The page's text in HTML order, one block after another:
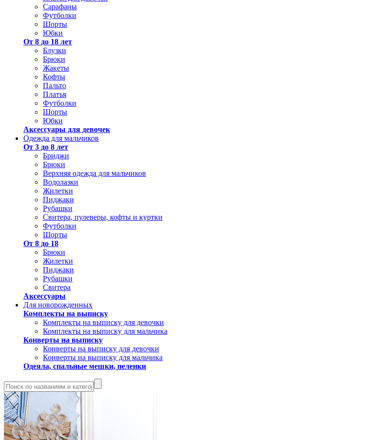
Сарафаны
Футболки
Шорты
Юбки
От 8 до 18 лет
Блузки
Брюки
Жакеты
Кофты
Пальто
Платья
Футболки
Шорты
Юбки
Аксессуары для девочек
Одежда для мальчиков
От 3 до 8 лет
Бриджи
Брюки
Верхняя одежда для мальчиков
Водолазки
Жилетки
Пиджаки
Рубашки
Свитера, пулеверы, кофты и куртки
Футболки
Шорты
От 8 до 18
Брюки
Жилетки
Пиджаки
Рубашки
Свитера
Аксессуары
Для новорожденных
Комплекты на выписку
Комплекты на выписку для девочки
Комплекты на выписку для мальчика
Конверты на выписку
Конверты на выписку для девочки
Конверты на выписку для мальчика
Одеяла, спальные мешки, пеленки